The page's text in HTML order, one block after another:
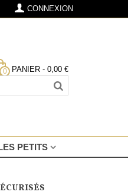
CONNEXION
0 PANIER - 0,00 €
PETITS